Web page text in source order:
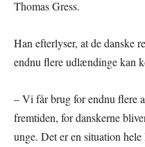
Thomas Gress.
Han efterlyser, at de danske
endnu flere udlændinge kan
– Vi får brug for endnu flere
fremtiden, for danskerne
unge. Det er en situation